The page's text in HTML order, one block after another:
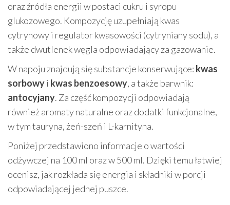
oraz źródła energii w postaci cukru i syropu
glukozowego. Kompozycję uzupełniają kwas
cytrynowy i regulator kwasowości (cytryniany sodu), a
także dwutlenek węgla odpowiadający za gazowanie.
W napoju znajdują się substancje konserwujące: kwas
sorbowyi kwas benzoesowy, a także barwnik:
antocyjany. Za część kompozycji odpowiadają
również aromaty naturalne oraz dodatki funkcjonalne,
w tym tauryna, żeń-szeń i L-karnityna.
Poniżej przedstawiono informacje o wartości
odżywczej na 100 ml oraz w 500 ml. Dzięki temu łatwiej
ocenisz, jak rozkłada się energia i składniki w porcji
odpowiadającej jednej puszce.